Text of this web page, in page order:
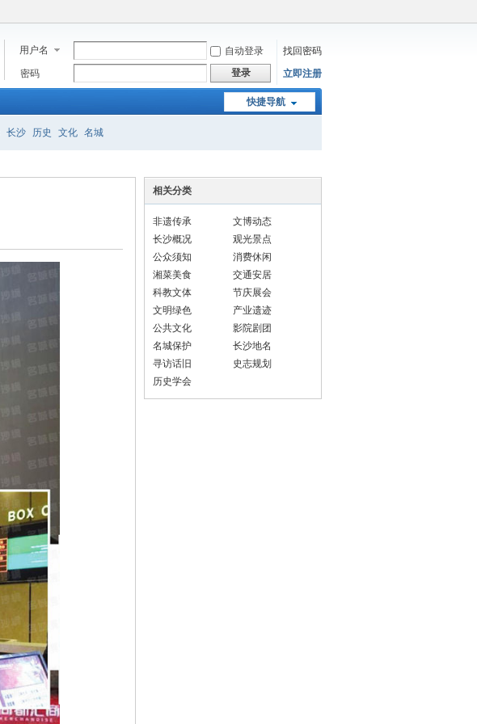
用户名 自动登录
找回密码
密码
登录 立即注册
快捷导航
长沙 历史 文化 名城
相关分类
非遗传承
文博动态
长沙概况
观光景点
公众须知
消费休闲
湘菜美食
交通安居
科教文体
节庆展会
文明绿色
产业遗迹
公共文化
影院剧团
名城保护
长沙地名
寻访话旧
史志规划
历史学会